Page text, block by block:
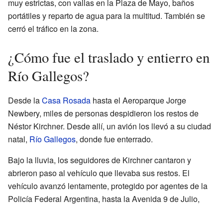
muy estrictas, con vallas en la Plaza de Mayo, baños
portátiles y reparto de agua para la multitud. También se
cerró el tráfico en la zona.
¿Cómo fue el traslado y entierro en
Río Gallegos?
Desde laCasa Rosada hasta el Aeroparque Jorge
Newbery, miles de personas despidieron los restos de
Néstor Kirchner. Desde allí, un avión los llevó a su ciudad
natal, Río Gallegos, donde fue enterrado.
Bajo la lluvia, los seguidores de Kirchner cantaron y
abrieron paso al vehículo que llevaba sus restos. El
vehículo avanzó lentamente, protegido por agentes de la
Policía Federal Argentina, hasta la Avenida 9 de Julio,